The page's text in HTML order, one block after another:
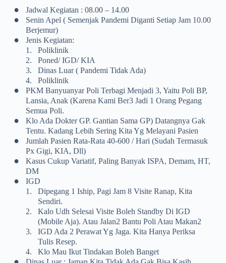
• Jadwal Kegiatan : 08.00 – 14.00
•
Senin Apel ( Semenjak Pandemi Diganti Setiap Jam 10.00
Berjemur)
•
Jenis Kegiatan:
1.
Poliklinik
2.
Poned/ IGD/ KIA
3.
Dinas Luar ( Pandemi Tidak Ada)
4.
Poliklinik
•
PKM Banyuanyar Poli Terbagi Menjadi 3, Yaitu Poli BP,
Lansia, Anak (karena Kami Ber3 Jadi 1 Orang Pegang
Semua Poli.
•
Klo Ada Dokter GP. Gantian Sama GP) Datangnya Gak
Tentu. Kadang Lebih Sering Kita Yg Melayani Pasien
•
Jumlah Pasien Rata-Rata 40-600 / Hari (sudah Termasuk
Px Gigi, KIA, Dll)
•
Kasus Cukup Variatif, Paling Banyak ISPA, Demam, HT,
DM
•
IGD
1.
Dipegang 1 Iship, Pagi Jam 8 Visite Ranap, Kita
Sendiri.
2.
Kalo Udh Selesai Visite Boleh Standby Di IGD
(mobile Aja). Atau Jalan2 Bantu Poli Atau Makan2
3.
IGD Ada 2 Perawat Yg Jaga. Kita Hanya Periksa
Tulis Resep.
4.
Klo Mau Ikut Tindakan Boleh Banget